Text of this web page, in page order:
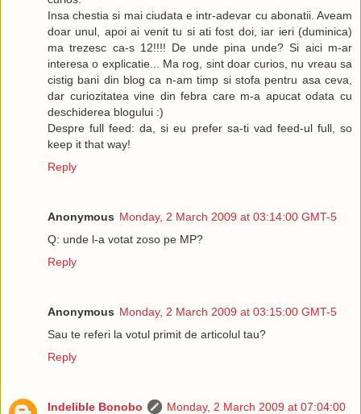
Insa chestia si mai ciudata e intr-adevar cu abonatii. Aveam
doar unul, apoi ai venit tu si ati fost doi, iar ieri (duminica)
ma trezesc ca-s 12!!!! De unde pina unde? Si aici m-ar
interesa o explicatie... Ma rog, sint doar curios, nu vreau sa
cistig bani din blog ca n-am timp si stofa pentru asa ceva,
dar curiozitatea vine din febra care m-a apucat odata cu
deschiderea blogului :)
Despre full feed: da, si eu prefer sa-ti vad feed-ul full, so
keep it that way!
Reply
Anonymous Monday, 2 March 2009 at 03:14:00 GMT-5
Q: unde l-a votat zoso pe MP?
Reply
Anonymous Monday, 2 March 2009 at 03:15:00 GMT-5
Sau te referi la votul primit de articolul tau?
Reply
Indelible Bonobo
Monday, 2 March 2009 at 07:04:00